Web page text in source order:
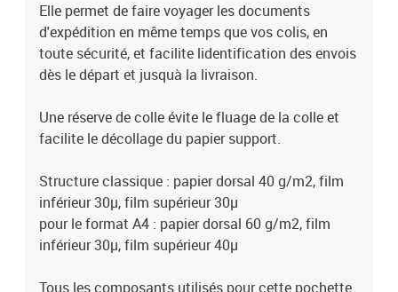
Elle permet de faire voyager les documents
d'expédition en même temps que vos colis, en
toute sécurité, et facilite lidentification des envois
dès le départ et jusquà la livraison.
Une réserve de colle évite le fluage de la colle et
facilite le décollage du papier support.
Structure classique : papier dorsal 40 g/m2, film
inférieur 30µ, film supérieur 30µ
pour le format A4 : papier dorsal 60 g/m2, film
inférieur 30µ, film supérieur 40µ
Tous les composants utilisés pour cette pochette